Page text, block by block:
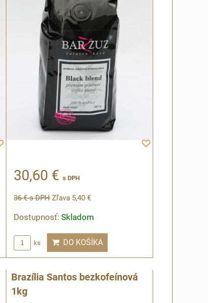
30,60 €s DPH
36 €s DPH Zľava 5,40 €
Dostupnosť:Skladom
ks DO KOŠÍKA
Brazília Santos bezkofeínová
1kg